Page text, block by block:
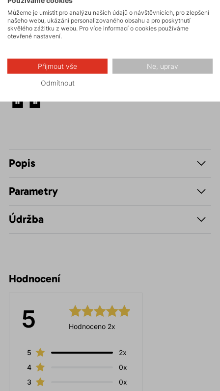
Biking
Volnočasové –
Popis
Parametry
Údržba
Hodnocení
5 Hodnoceno 2x
5
2x
4
0x
3
0x
Můžeme je umístit pro analýzu našich údajů o návštěvnících, pro zlepšení
našeho webu, ukázání personalizovaného obsahu a pro poskytnutí
skvělého zážitku z webu. Pro více informací o cookies používáme
otevřené nastavení.
Přijmout vše Ne, uprav
Odmítnout